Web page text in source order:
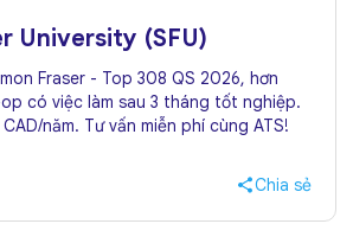
University (SFU)
Fraser - Top 308 QS 2026, hơn
có việc làm sau 3 tháng tốt nghiệp.
năm. Tư vấn miễn phí cùng ATS!
Chia sẻ